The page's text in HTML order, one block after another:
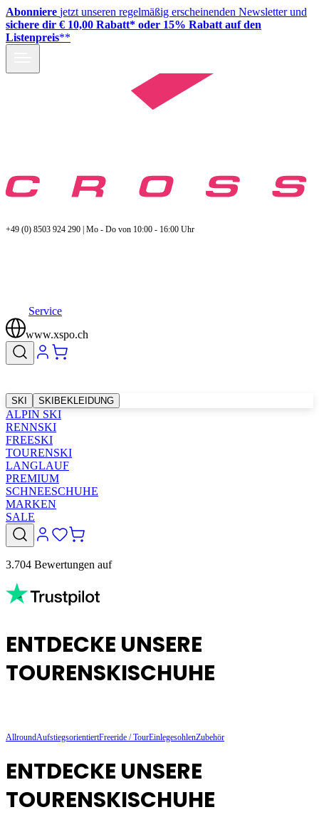
Abonniere jetzt unseren regelmäßig erscheinenden Newsletter und
sichere dir € 10,00 Rabatt* oder 15% Rabatt auf den
Listenpreis**
+49 (0) 8503 924 290 | Mo - Do von 10:00 - 16:00 Uhr
Service
www.xspo.ch
SKI SKIBEKLEIDUNG
ALPIN SKI
RENNSKI
FREESKI
TOURENSKI
LANGLAUF
PREMIUM
SCHNEESCHUHE
MARKEN
SALE
3.704 Bewertungen auf
ENTDECKE UNSERE
TOURENSKISCHUHE
AllroundAufstiegsorientiertFreeride / TourEinlegesohlenZubehör
ENTDECKE UNSERE
TOURENSKISCHUHE